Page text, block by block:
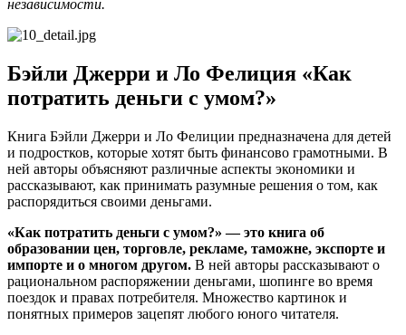
независимости.
Бэйли Джерри и Ло Фелиция «Как
потратить деньги с умом?»
Книга Бэйли Джерри и Ло Фелиции предназначена для детей
и подростков, которые хотят быть финансово грамотными. В
ней авторы объясняют различные аспекты экономики и
рассказывают, как принимать разумные решения о том, как
распорядиться своими деньгами.
«Как потратить деньги с умом?» — это книга об
образовании цен, торговле, рекламе, таможне, экспорте и
импорте и о многом другом. В ней авторы рассказывают о
рациональном распоряжении деньгами, шопинге во время
поездок и правах потребителя. Множество картинок и
понятных примеров зацепят любого юного читателя.